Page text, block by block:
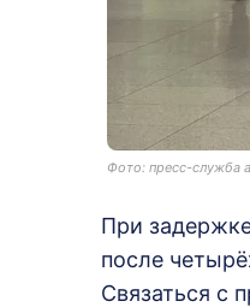
Фото: пресс-служба
При
после
Связаться с